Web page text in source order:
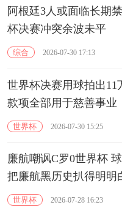
阿根廷3人或面临长期
杯决赛冲突余波未平
综合 2026-07-30 17:13
世界杯决赛用球拍出11
款项全部用于慈善事业
世界杯 2026-07-30 15:25
廉航嘲讽C罗0世界杯
把廉航黑历史扒得明明
世界杯 2026-07-28 16:23